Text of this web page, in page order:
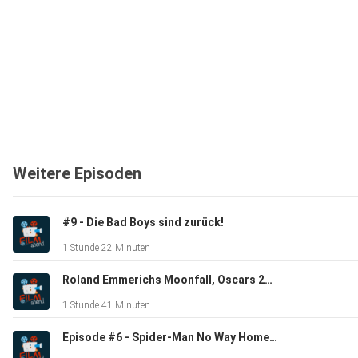
Weitere Episoden
#9 - Die Bad Boys sind zurück!
1 Stunde 22 Minuten
Roland Emmerichs Moonfall, Oscars 2022 und die Freude auf Jurassic World 3
1 Stunde 41 Minuten
Episode #6 - Spider-Man No Way Home und das Kinojahr 2022